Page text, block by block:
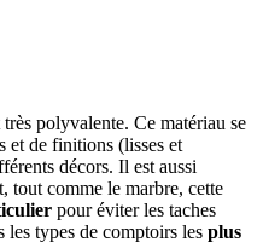
polyvalente. Ce matériau se
et de finitions (lisses et
décors. Il est aussi
tout comme le marbre, cette
pour éviter les taches
les types de comptoirs les plus